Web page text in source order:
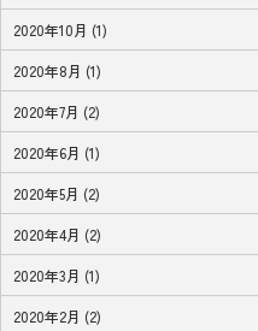
2020年10月 (1)
2020年8月 (1)
2020年7月 (2)
2020年6月 (1)
2020年5月 (2)
2020年4月 (2)
2020年3月 (1)
2020年2月 (2)